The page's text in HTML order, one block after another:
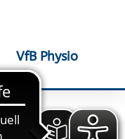
VfB Physio